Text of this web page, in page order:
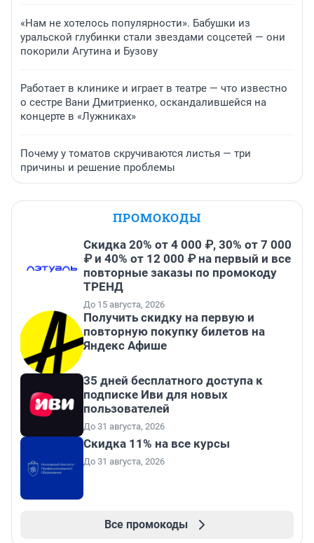
«Нам не хотелось популярности». Бабушки из
уральской глубинки стали звездами соцсетей — они
покорили Агутина и Бузову
Работает в клинике и играет в театре — что известно
о сестре Вани Дмитриенко, оскандалившейся на
концерте в «Лужниках»
Почему у томатов скручиваются листья — три
причины и решение проблемы
ПРОМОКОДЫ
Скидка 20% от 4 000 ₽, 30% от 7 000
₽ и 40% от 12 000 ₽ на первый и все
повторные заказы по промокоду
ТРЕНД
До 15 августа, 2026
Получить скидку на первую и
повторную покупку билетов на
Яндекс Афише
35 дней бесплатного доступа к
подписке Иви для новых
пользователей
До 31 августа, 2026
Скидка 11% на все курсы
До 31 августа, 2026
Все промокоды